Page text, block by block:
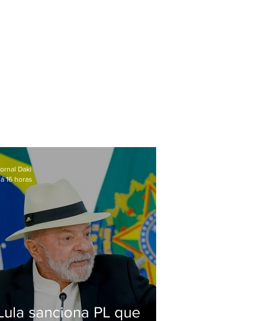
sanciona PL que
Daki
16 horas